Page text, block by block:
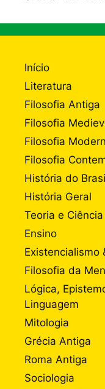
Início
Literatura
Filosofia Antiga
Filosofia
Filosofia
Filosofia
História do
História Geral
Teoria e
Ensino
Existencialismo
Filosofia da
Lógica,
Linguagem
Mitologia
Grécia Antiga
Roma Antiga
Sociologia